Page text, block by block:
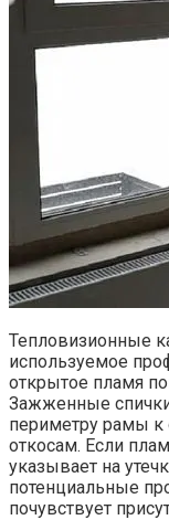
Тепловизионные
используемое
открытое пламя
Зажженные
периметру рамы
откосам. Если
указывает на
потенциальные
почувствует